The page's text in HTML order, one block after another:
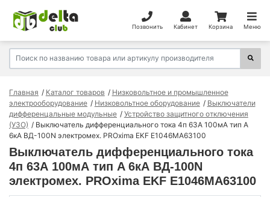
Позвонить Кабинет Корзина Меню
Главная Каталог товаров
Низковольтное и промышленное
электрооборудование
Низковольтное оборудование
Выключатели
дифференцальные модульные
Устройство защитного отключения
(УЗО)
Выключатель дифференциального тока 4п 63А 100мА тип A
6кА ВД-100N электромех. PROxima EKF E1046MA63100
Выключатель дифференциального тока
4п 63А 100мА тип A 6кА ВД-100N
электромех. PROxima EKF E1046MA63100